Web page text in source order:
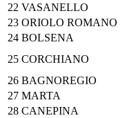
22 VASANELLO
23 ORIOLO ROMANO
24 BOLSENA
25 CORCHIANO
26 BAGNOREGIO
27 MARTA
28 CANEPINA